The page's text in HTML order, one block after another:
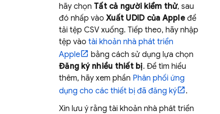
hãy chọn Tất cả người kiểm thử, sau
đó nhấp vào Xuất UDID của Appleđể
tải tệp CSV xuống. Tiếp theo, hãy nhập
tệp vào tài khoản nhà phát triển
Apple
bằng cách sử dụng lựa chọn
Đăng ký nhiều thiết bị. Để tìm hiểu
thêm, hãy xem phần Phân phối ứng
dụng cho các thiết bị đã đăng ký
.
Xin lưu ý rằng tài khoản nhà phát triển